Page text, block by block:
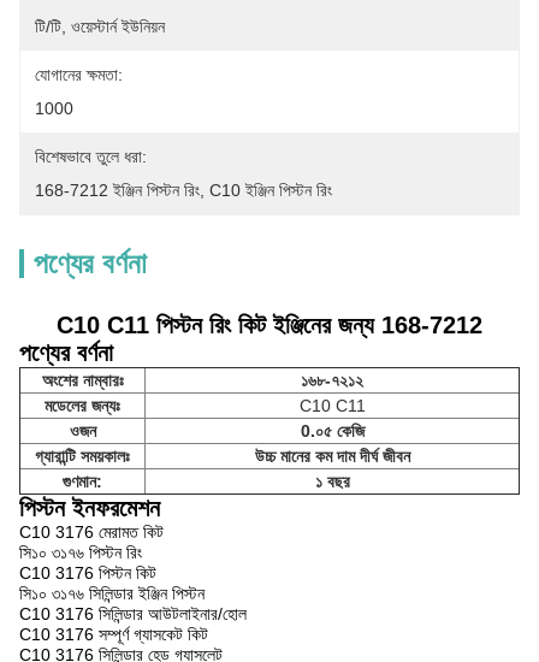
টি/টি, ওয়েস্টার্ন ইউনিয়ন
যোগানের ক্ষমতা:
1000
বিশেষভাবে তুলে ধরা:
168-7212 ইঞ্জিন পিস্টন রিং C10 ইঞ্জিন পিস্টন রিং
পণ্যের বর্ণনা
C10 C11 পিস্টন রিং কিট ইঞ্জিনের জন্য 168-7212
পণ্যের বর্ণনা
অংশের নাম্বারঃ
১৬৮-৭২১২
মডেলের জন্যঃ
C10 C11
ওজন
0.০৫ কেজি
গ্যারান্টি সময়কালঃ
উচ্চ মানের কম দাম দীর্ঘ জীবন
গুণমান:
১ বছর
পিস্টন ইনফরমেশন
C10 3176 মেরামত কিট
সি১০ ৩১৭৬ পিস্টন রিং
C10 3176 পিস্টন কিট
সি১০ ৩১৭৬ সিলিন্ডার ইঞ্জিন পিস্টন
C10 3176 সিলিন্ডার আউটলাইনার/হোল
C10 3176 সম্পূর্ণ গ্যাসকেট কিট
C10 3176 সিলিন্ডার হেড গ্যাসলেট